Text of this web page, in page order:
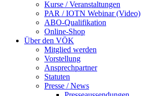
Kurse / Veranstaltungen
PAR / IOTN Webinar (Video)
ABO-Qualifikation
Online-Shop
Über den VÖK
Mitglied werden
Vorstellung
Ansprechpartner
Statuten
Presse / News